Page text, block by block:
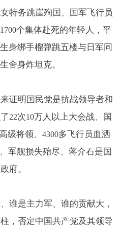
特务跳崖殉国、国军飞行员
1700个集体赴死的年轻人，平
身绑手榴弹跳五楼与日军同
舍身炸坦克。
证明国民党是抗战领导者和
22次10万人以上大会战、国
级将领、 4300多飞行员血洒
军舰损失殆尽、蒋介石是国
府。
谁是主力军、谁的贡献大，
，否定中国共产党及其领导